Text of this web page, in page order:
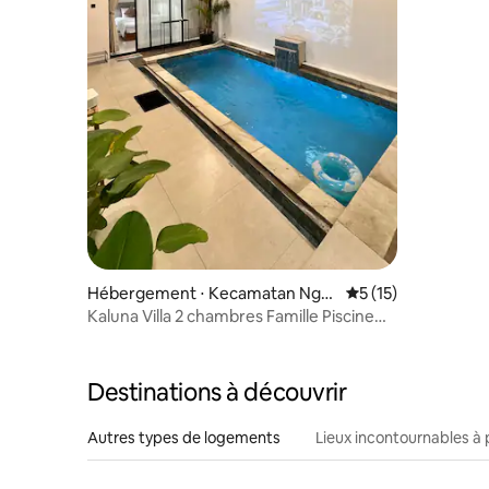
Hébergement ⋅ Kecamatan Nga
glik
Évaluation
5 (15)
Kaluna Villa 2 chambres Famille Piscine
Destinations à découvrir
Autres types de logements Lieux incontournables à